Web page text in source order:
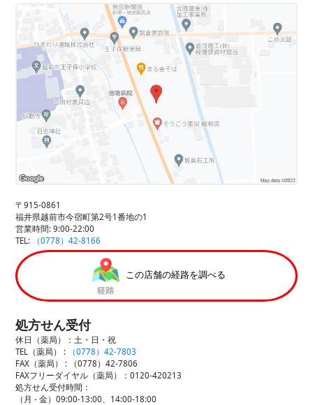
〒915-0861
福井県越前市今宿町第2号1番地の1
営業時間: 9:00-22:00
TEL:
（0778）42-8166
この店舗の経路を調べる
処方せん受付
休日（薬局）：土・日・祝
TEL（薬局） :
（0778）42-7803
FAX（薬局） :
（0778）42-7806
FAXフリーダイヤル（薬局）：0120-420213
処方せん受付時間：
（月 - 金）09:00-13:00、14:00-18:00